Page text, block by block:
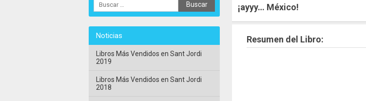
¡ayyy… México!
Resumen del Libro:
Noticias
Libros Más Vendidos en Sant Jordi
2019
Libros Más Vendidos en Sant Jordi
2018